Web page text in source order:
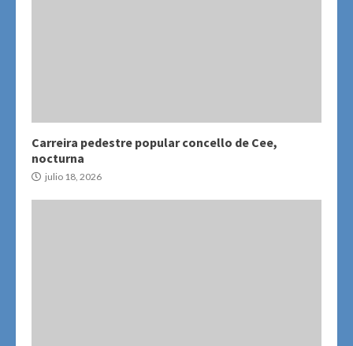
Carreira pedestre popular concello de Cee,
nocturna
julio 18, 2026